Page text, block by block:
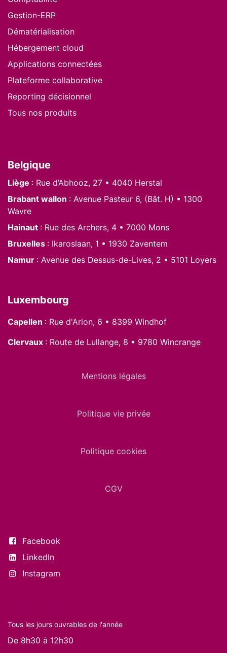
Gestion-ERP
Dématérialisation
Hébergement cloud
Applications connectées
Plateforme collaborative
Reporting décisionnel
Tous nos produits
Belgique
Liège : Rue d’Abhooz, 27 • 4040 Herstal
Brabant wallon : Avenue Pasteur 6, (Bât. H) • 1300
Wavre
Hainaut : Rue des Archers, 4 • 7000 Mons
Bruxelles : Ikaroslaan, 1 • 1930 Zaventem
Namur : Avenue des Dessus-de-Lives, 2 • 5101 Loyers
Luxembourg
Capellen : Rue d'Arlon, 6 • 8399 Windhof
Clervaux : Route de Lullange, 8 • 9780 Wincrange
Mentions légales
Politique vie privée
Politique cookies
CGV
Facebook
LinkedIn
Instagram
Tous les jours ouvrables de l'année
De 8h30 à 12h30